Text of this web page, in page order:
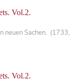
Vol.2.
neuen Sachen. (1733,
Vol.2.